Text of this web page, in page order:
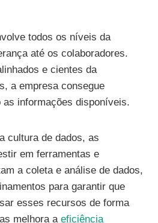
todos os níveis da
até os colaboradores.
e cientes da
a empresa consegue
informações disponíveis.
cultura de dados, as
em ferramentas e
a coleta e análise de dados,
para garantir que
esses recursos de forma
melhora a eficiência